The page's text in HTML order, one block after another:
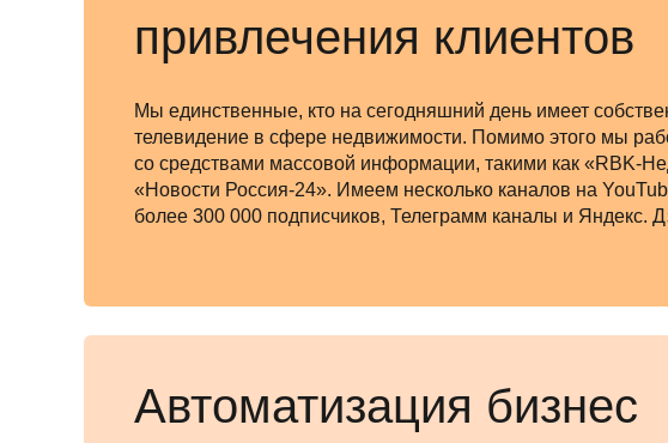
привлечения клиентов
Мы единственные, кто на сегодняшний день имеет
телевидение в сфере недвижимости. Помимо этого мы
со средствами массовой информации, такими как «RBK-
«Новости Россия-24». Имеем несколько каналов на
более 300 000 подписчиков, Телеграмм каналы и Яндекс.
Автоматизация бизнес